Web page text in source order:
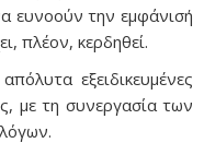
ευνοούν την εμφάνισή
πλέον, κερδηθεί.
εξειδικευμένες
με τη συνεργασία των